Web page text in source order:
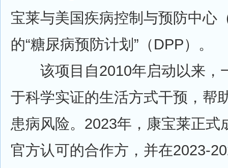
宝莱与美国疾病控制与预防中心
的“糖尿病预防计划”（DPP）。
该项目自2010年启动以来，
于科学实证的生活方式干预，帮
患病风险。2023年，康宝莱正式
官方认可的合作方，并在2023-